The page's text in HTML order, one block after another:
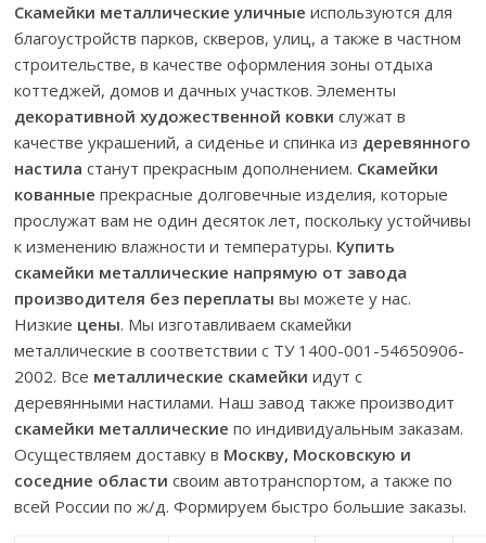
Скамейки металлические уличные используются для
благоустройств парков, скверов, улиц, а также в частном
строительстве, в качестве оформления зоны отдыха
коттеджей, домов и дачных участков. Элементы
декоративной художественной ковки служат в
качестве украшений, а сиденье и спинка из деревянного
настила станут прекрасным дополнением. Скамейки
кованные прекрасные долговечные изделия, которые
прослужат вам не один десяток лет, поскольку устойчивы
к изменению влажности и температуры. Купить
скамейки металлические напрямую от завода
производителя без переплаты вы можете у нас.
Низкие цены. Мы изготавливаем скамейки
металлические в соответствии с ТУ 1400-001-54650906-
2002. Все металлические скамейки идут с
деревянными настилами. Наш завод также производит
скамейки металлические по индивидуальным заказам.
Осуществляем доставку в Москву, Московскую и
соседние области своим автотранспортом, а также по
всей России по ж/д. Формируем быстро большие заказы.